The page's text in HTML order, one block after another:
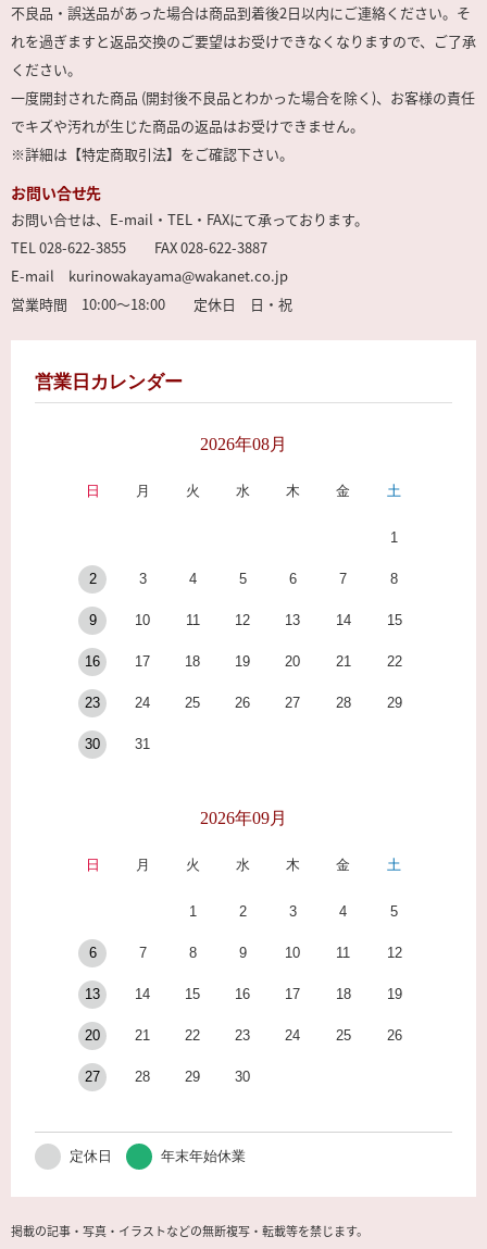
不良品・誤送品があった場合は商品到着後2日以内にご連絡ください。そ
れを過ぎますと返品交換のご要望はお受けできなくなりますので、ご了承
ください。
一度開封された商品 (開封後不良品とわかった場合を除く)、お客様の責任
でキズや汚れが生じた商品の返品はお受けできません。
※詳細は【特定商取引法】をご確認下さい。
お問い合せ先
お問い合せは、E-mail・TEL・FAXにて承っております。
TEL 028-622-3855 FAX 028-622-3887
E-mail kurinowakayama@wakanet.co.jp
営業時間 10:00～18:00 定休日 日・祝
営業日カレンダー
2026年08月
日 月 火 水 木 金 土
1
2 3 4 5 6 7 8
9 10 11 12 13 14 15
16 17 18 19 20 21 22
23 24 25 26 27 28 29
30 31
2026年09月
日 月 火 水 木 金 土
1 2 3 4 5
6 7 8 9 10 11 12
13 14 15 16 17 18 19
20 21 22 23 24 25 26
27 28 29 30
定休日 年末年始休業
掲載の記事・写真・イラストなどの無断複写・転載等を禁じます。